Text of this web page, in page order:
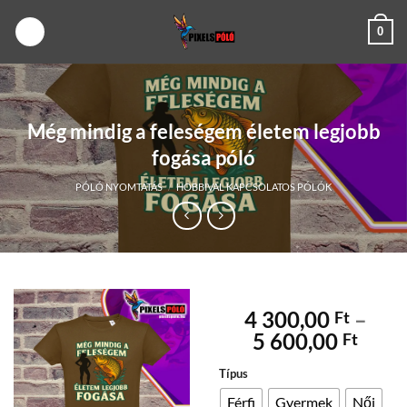
0
Még mindig a feleségem életem legjobb
fogása póló
PÓLÓ NYOMTATÁS / HOBBIVAL KAPCSOLATOS PÓLÓK
4 300,00 Ft –
5 600,00 Ft
Típus
Férfi Gyermek Női